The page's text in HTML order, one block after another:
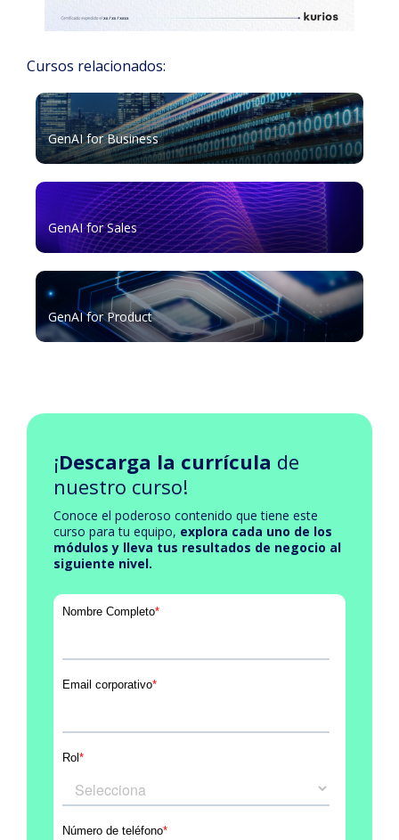
Cursos relacionados:
GenAI for Business
GenAI for Sales
GenAI for Product
¡Descarga la currícula de
nuestro curso!
Conoce el poderoso contenido que tiene este
curso para tu equipo, explora cada uno de los
módulos y lleva tus resultados de negocio al
siguiente nivel.